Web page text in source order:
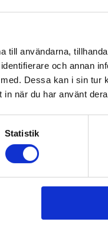
till användarna,
och annan
Dessa kan i sin tur
när du har använt
Statistik